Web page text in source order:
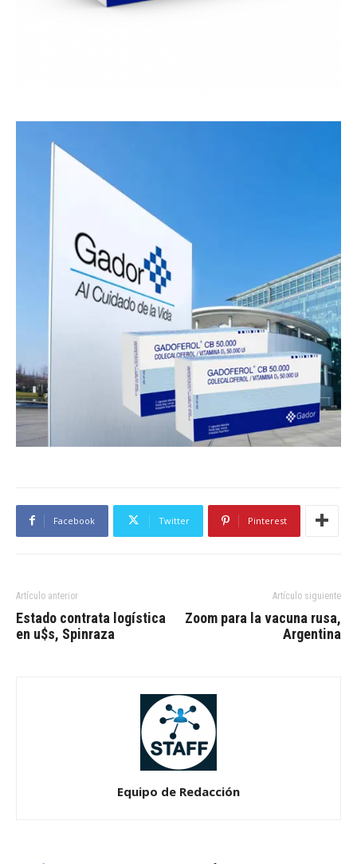
Facebook Twitter Pinterest
Artículo anterior
Estado contrata logística
en u$s, Spinraza
Artículo siguiente
Zoom para la vacuna rusa,
Argentina
Equipo de Redacción